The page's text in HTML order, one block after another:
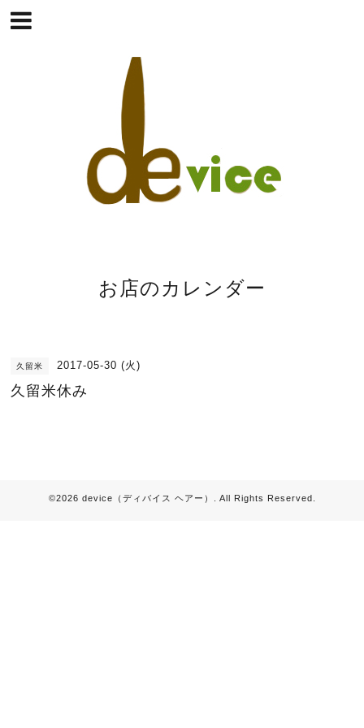
お店のカレンダー
久留米 2017-05-30 (火)
久留米休み
©2026 device（ディバイス ヘアー） . All Rights Reserved.